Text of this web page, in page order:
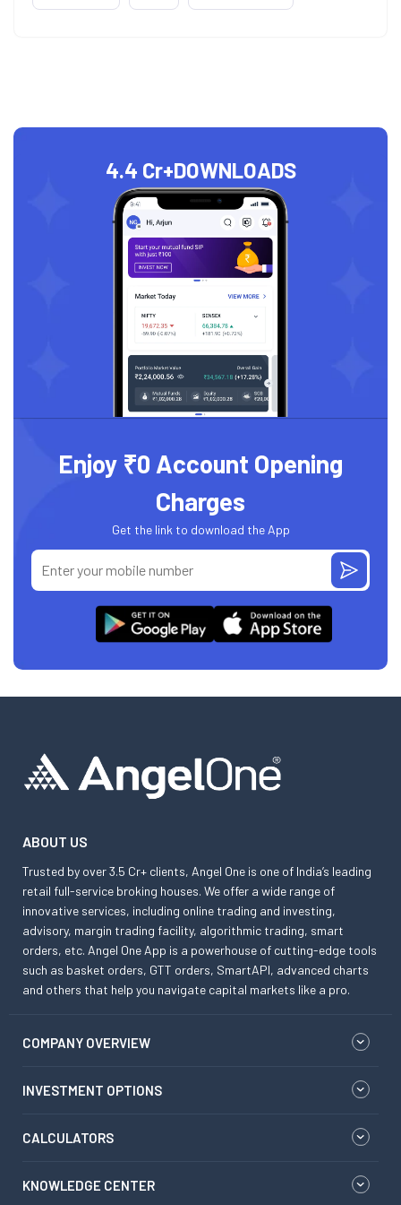
4.4 Cr+DOWNLOADS
Enjoy ₹0 Account Opening
Charges
Get the link to download the App
ABOUT US
Trusted by over 3.5 Cr+ clients, Angel One is one of India’s leading
retail full-service broking houses. We offer a wide range of
innovative services, including online trading and investing,
advisory, margin trading facility, algorithmic trading, smart
orders, etc. Angel One App is a powerhouse of cutting-edge tools
such as basket orders, GTT orders, SmartAPI, advanced charts
and others that help you navigate capital markets like a pro.
COMPANY OVERVIEW
INVESTMENT OPTIONS
CALCULATORS
KNOWLEDGE CENTER